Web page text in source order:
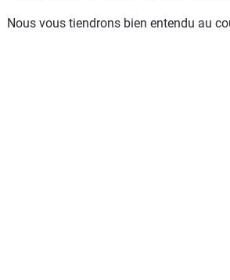
Nous vous tiendrons bien entendu au